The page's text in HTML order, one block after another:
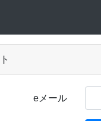
eメール